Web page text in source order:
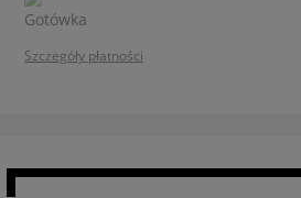
Szczegóły płatności